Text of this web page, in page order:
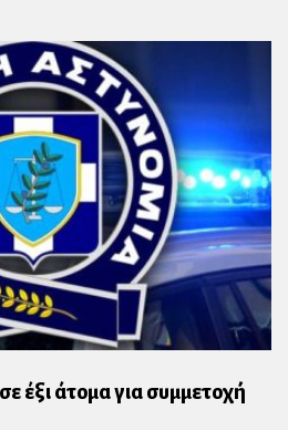
έξι άτομα για συμμετοχή